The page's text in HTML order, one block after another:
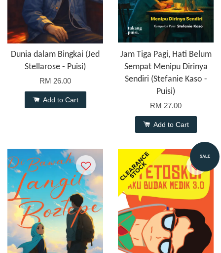
Dunia dalam Bingkai (Jed
Stellarose - Puisi)
RM 26.00
Add to Cart
Jam Tiga Pagi, Hati Belum
Sempat Menipu Dirinya
Sendiri (Stefanie Kaso -
Puisi)
RM 27.00
Add to Cart
SALE